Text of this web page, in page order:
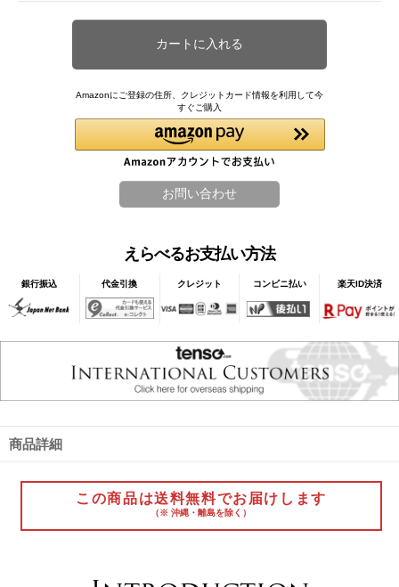
Amazonにご登録の住所、クレジットカード情報を利用して今
すぐご購入
えらべるお支払い方法
銀行振込 代金引換 クレジット コンビニ払い 楽天ID決済
商品詳細
この商品は送料無料でお届けします
（※ 沖縄・離島を除く）